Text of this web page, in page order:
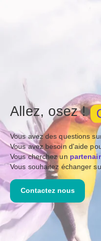
Allez, osez !
Vous avez des questions
Vous avez besoin d'aide
Vous cherchez un
Vous souhaitez échanger
Contactez nous